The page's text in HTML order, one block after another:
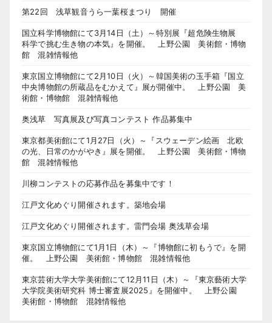
第22回 浅草観音うら一葉桜まつり 開催
国立科学博物館にて3月14日（土）～特別展『超危険生物展
科学で挑む生き物の本気』を開催。 上野公園 美術館・博物
館 混雑情報他
東京国立博物館にて2月10日（火）～韓国美術の玉手箱『国立
中央博物館の所蔵品をむかえて』展が開催中。 上野公園 美
術館・博物館 混雑情報他
奥浅草 写真展及び写真コンテスト 作品募集中
東京都美術館にて1月27日（火）～『スウェーデン絵画 北欧
の光、日常のかがやき』展を開催。 上野公園 美術館・博物
館 混雑情報他
川柳コンテストの応募作品を募集中です！
江戸文化めぐり開催されます。築地会場
江戸文化めぐり開催されます。雷門会場 奥浅草会場
東京国立博物館にて1月1日（木）～『博物館に初もうで』を開
催。 上野公園 美術館・博物館 混雑情報他
東京芸術大学大学美術館にて12月11日（木）～『東京藝術大学
大学院美術研究科 博士審査展2025』を開催中。 上野公園
美術館・博物館 混雑情報他